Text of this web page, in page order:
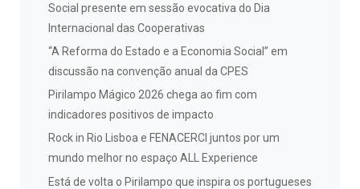
Social presente em sessão evocativa do Dia
Internacional das Cooperativas
“A Reforma do Estado e a Economia Social” em
discussão na convenção anual da CPES
Pirilampo Mágico 2026 chega ao fim com
indicadores positivos de impacto
Rock in Rio Lisboa e FENACERCI juntos por um
mundo melhor no espaço ALL Experience
Está de volta o Pirilampo que inspira os portugueses